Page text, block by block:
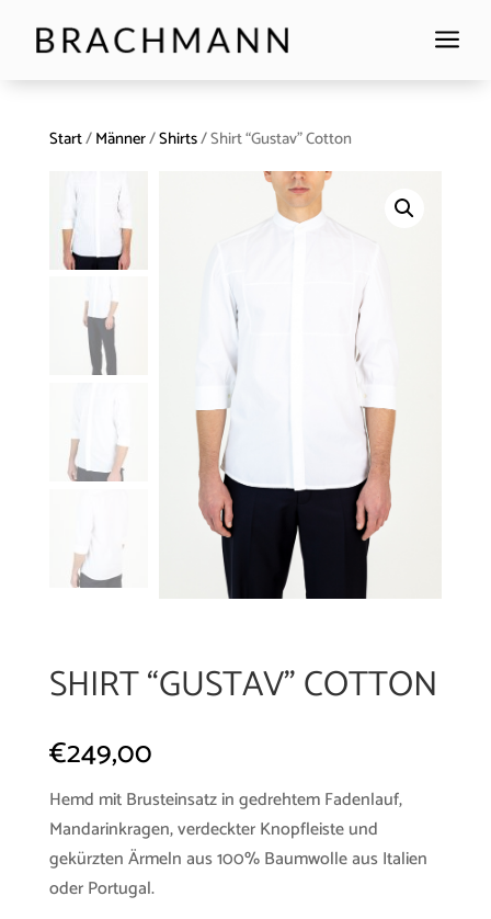
a
Start/Männer/Shirts/ Shirt “Gustav” Cotton
SHIRT “GUSTAV” COTTON
€249,00
Hemd mit Brusteinsatz in gedrehtem Fadenlauf,
Mandarinkragen, verdeckter Knopfleiste und
gekürzten Ärmeln aus 100% Baumwolle aus Italien
oder Portugal.